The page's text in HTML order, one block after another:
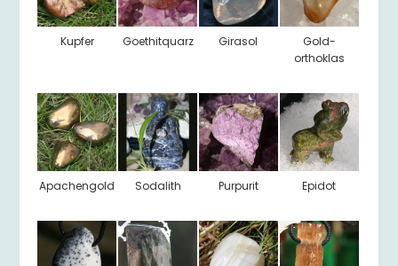
Kupfer Goethitquarz Girasol
Gold-
orthoklas
Apachengold Sodalith Purpurit Epidot